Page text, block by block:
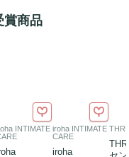
来成分は一切不使用
り
賞商品
INTIMATE iroha INTIMATE
CARE
iroha